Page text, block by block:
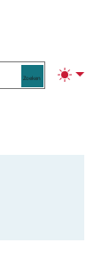
Zoeken